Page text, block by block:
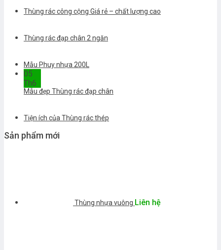
Thùng rác công cộng Giá rẻ – chất lượng cao
Thùng rác đạp chân 2 ngăn
Mẫu Phuy nhựa 200L
05
Th6
Mẫu đẹp Thùng rác đạp chân
Tiện ích của Thùng rác thép
Sản phẩm mới
Thùng nhựa vuông Liên hệ